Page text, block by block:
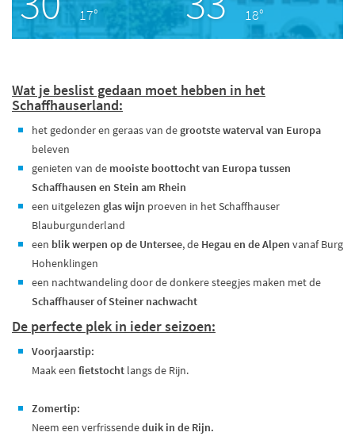
17°
18°
Wat je beslist gedaan moet hebben in het
Schaffhauserland:
het gedonder en geraas van degrootste waterval van Europa
beleven
genieten van de mooiste boottocht van Europa tussen
Schaffhausen en Stein am Rhein
een uitgelezen glas wijn proeven in het Schaffhauser
Blauburgunderland
een blik werpen op de Untersee, de Hegau en de Alpen vanaf Burg
Hohenklingen
een nachtwandeling door de donkere steegjes maken met de
Schaffhauser of Steiner nachwacht
De perfecte plek in ieder seizoen:
Voorjaarstip:
Maak een fietstocht langs de Rijn.
Zomertip:
Neem een verfrissendeduik in de Rijn.